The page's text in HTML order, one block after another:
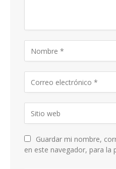
Guardar mi nombre,
en este navegador, para la